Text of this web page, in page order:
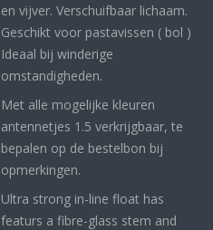
en vijver. Verschuifbaar lichaam.
Geschikt voor pastavissen ( bol )
Ideaal bij winderige
omstandigheden.
Met alle mogelijke kleuren
antennetjes 1.5 verkrijgbaar, te
bepalen op de bestelbon bij
opmerkingen.
Ultra strong in-line float has
featurs a fibre-glass stem and